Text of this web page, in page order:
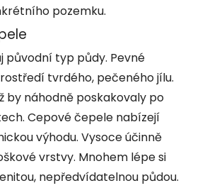
pozemku.
původní typ půdy. Pevné
tvrdého, pečeného jílu.
by náhodně poskakovaly po
Cepové čepele nabízejí
výhodu. Vysoce účinně
vrstvy. Mnohem lépe si
nepředvídatelnou půdou.